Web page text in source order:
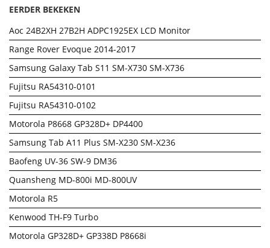
EERDER BEKEKEN
Aoc 24B2XH 27B2H ADPC1925EX LCD Monitor
Range Rover Evoque 2014-2017
Samsung Galaxy Tab S11 SM-X730 SM-X736
Fujitsu RA54310-0101
Fujitsu RA54310-0102
Motorola P8668 GP328D+ DP4400
Samsung Tab A11 Plus SM-X230 SM-X236
Baofeng UV-36 SW-9 DM36
Quansheng MD-800i MD-800UV
Motorola R5
Kenwood TH-F9 Turbo
Motorola GP328D+ GP338D P8668i